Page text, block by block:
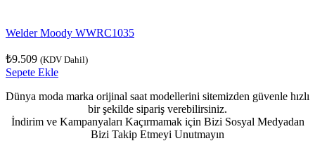
Welder Moody WWRC1035
₺9.509 (KDV Dahil)
Sepete Ekle
Dünya moda marka orijinal saat modellerini sitemizden güvenle hızlı
bir şekilde sipariş verebilirsiniz.
İndirim ve Kampanyaları Kaçırmamak için Bizi Sosyal Medyadan
Bizi Takip Etmeyi Unutmayın